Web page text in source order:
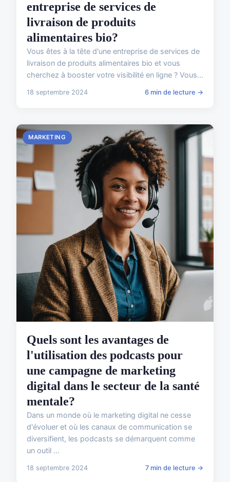
entreprise de services de
livraison de produits
alimentaires bio?
Vous êtes à la tête d'une entreprise de services de
livraison de produits alimentaires bio et vous
cherchez à booster votre visibilité en ligne ? Vous...
18 septembre 2024 6 min de lecture →
MARKETING
Quels sont les avantages de
l'utilisation des podcasts pour
une campagne de marketing
digital dans le secteur de la santé
mentale?
Dans un monde où le marketing digital ne cesse
d'évoluer et où les canaux de communication se
diversifient, les podcasts se démarquent comme
un outil ...
18 septembre 2024 7 min de lecture →